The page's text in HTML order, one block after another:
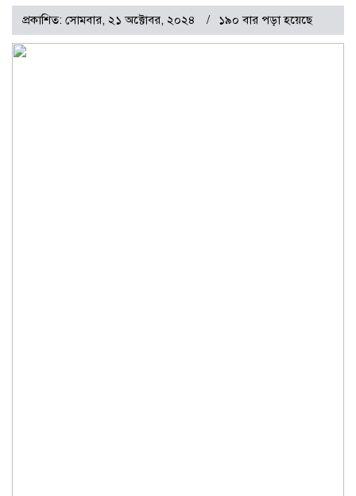
প্রকাশিত: সোমবার, ২১ অক্টোবর, ২০২৪ ১৯০ বার পড়া হয়েছে